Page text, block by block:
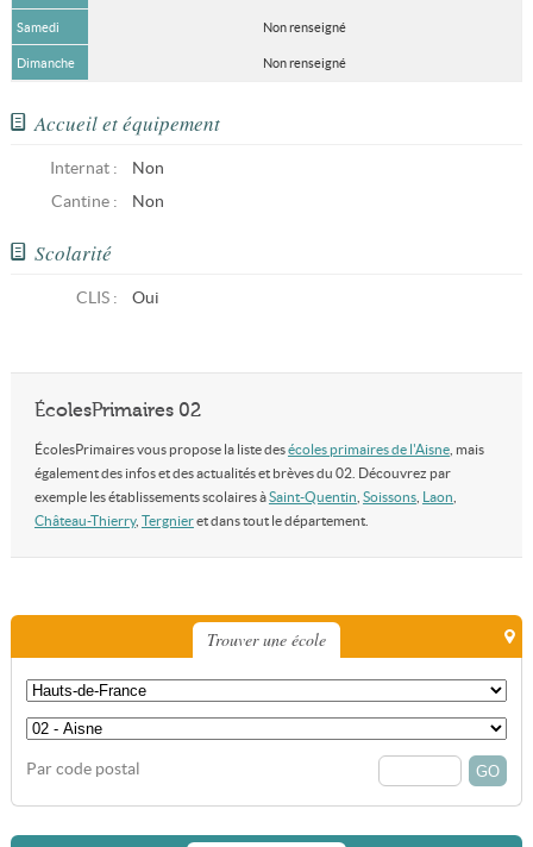
Samedi Non renseigné
Dimanche Non renseigné
Accueil et équipement
Internat :
Non
Cantine :
Non
Scolarité
CLIS: Oui
ÉcolesPrimaires 02
ÉcolesPrimaires vous propose la liste desécoles primaires de l'Aisne, mais
également des infos et des actualités et brèves du 02. Découvrez par
exemple les établissements scolaires àSaint-Quentin Soissons, Laon
Château-Thierry, Tergnieret dans tout le département.
Trouver une école
Par code postal